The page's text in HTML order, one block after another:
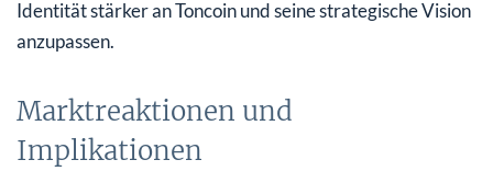
Identität stärker an Toncoin und seine strategische Vision
anzupassen.
Marktreaktionen und
Implikationen